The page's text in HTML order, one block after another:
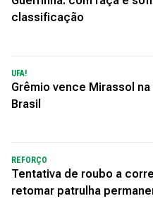
classificação
UFA!
Grêmio vence Mirassol
Brasil
REFORÇO
Tentativa de roubo a
retomar patrulha